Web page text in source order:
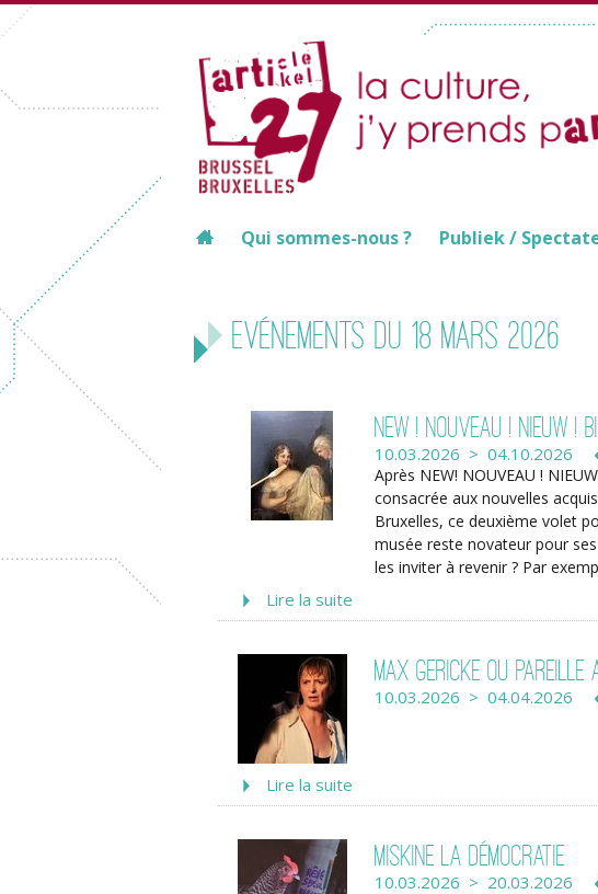
Qui sommes-nous ? Publiek /
Evénements du 18 mars 2026
NEW ! NOUVEAU ! NIEUW !
10.03.2026 > 04.10.2026
Après NEW! NOUVEAU !
consacrée aux nouvelles
Bruxelles, ce deuxième volet
musée reste novateur pour
les inviter à revenir ? Par
Lire la suite
Max Gericke ou pareille
10.03.2026 > 04.04.2026
Lire la suite
Miskine la démocratie
10.03.2026 > 20.03.2026